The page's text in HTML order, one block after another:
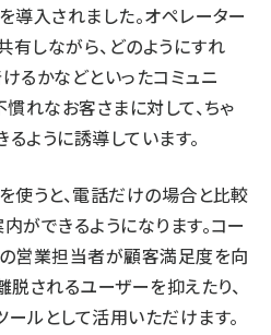
導入されました。オペレーター
しながら、どのようにすれ
るかなどといったコミュニ
慣れなお客さまに対して、ちゃ
ように誘導しています。
使うと、電話だけの場合と比較
ができるようになります。コー
営業担当者が顧客満足度を向
脱されるユーザーを抑えたり、
ルとして活用いただけます。